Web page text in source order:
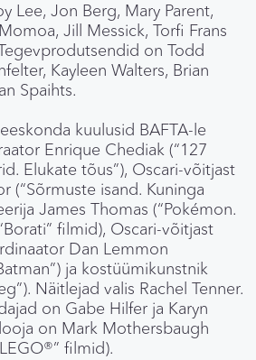
Lee, Jon Berg, Mary Parent,
Jill Messick, Torfi Frans
on Todd
Kayleen Walters, Brian
Spaihts.
kuulusid BAFTA-le
Enrique Chediak (“127
Elukate tõus”), Oscari-võitjast
(“Sõrmuste isand. Kuninga
James Thomas (“Pokémon.
filmid), Oscari-võitjast
Dan Lemmon
ja kostüümikunstnik
Näitlejad valis Rachel Tenner.
on Gabe Hilfer ja Karyn
on Mark Mothersbaugh
filmid).